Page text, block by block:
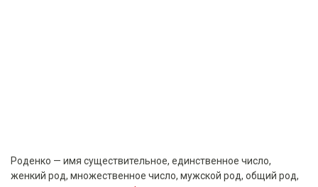
Роденко — имя существительное, единственное число,
женкий род, множественное число, мужской род, общий род,